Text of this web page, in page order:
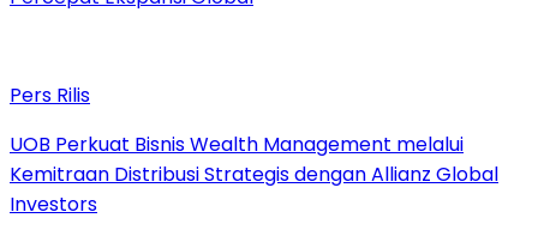
Pers Rilis
UOB Perkuat Bisnis Wealth Management melalui
Kemitraan Distribusi Strategis dengan Allianz Global
Investors